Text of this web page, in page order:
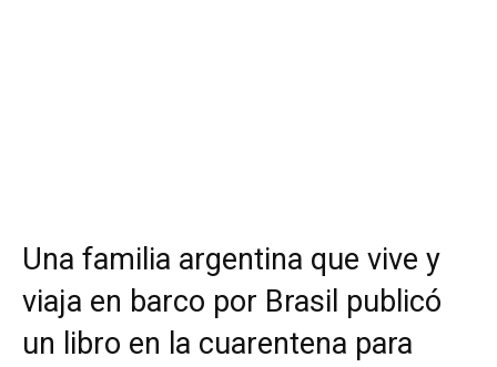
Una familia argentina que vive y
viaja en barco por Brasil publicó
un libro en la cuarentena para